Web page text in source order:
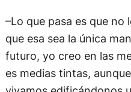
–Lo que pasa es que
que esa sea la única
futuro, yo creo en las
es medias tintas,